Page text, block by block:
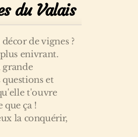
du Valais
de vignes ?
enivrant.
grande
et
t'ouvre
ça !
la conquérir,